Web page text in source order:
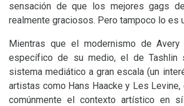
sensación de que los mejores gags
realmente graciosos. Pero tampoco lo es
Mientras que el modernismo de
específico de su medio, el de Tashlin
sistema mediático a gran escala (un
artistas como Hans Haacke y Les
comúnmente el contexto artístico en